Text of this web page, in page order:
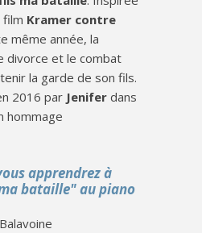
Kramer contre
même année, la
divorce et le combat
la garde de son fils.
2016 par Jenifer dans
hommage
apprendrez à
bataille" au piano